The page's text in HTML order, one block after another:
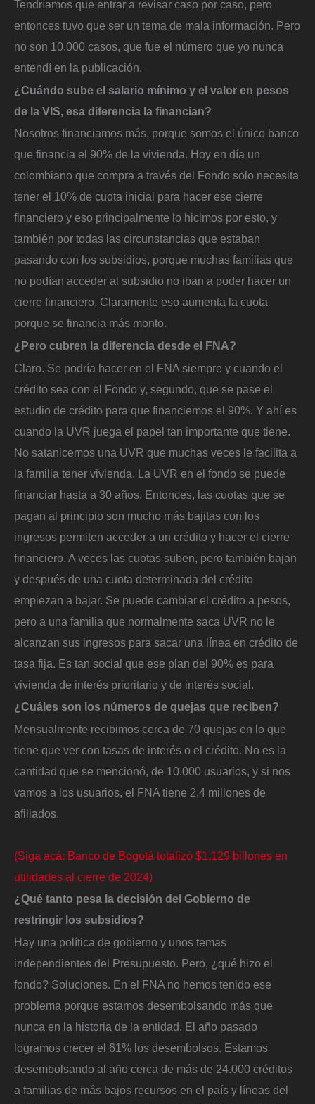
Tendríamos que entrar a revisar caso por caso, pero
entonces tuvo que ser un tema de mala información. Pero
no son 10.000 casos, que fue el número que yo nunca
entendí en la publicación.
¿Cuándo sube el salario mínimo y el valor en pesos
de la VIS, esa diferencia la financian?
Nosotros financiamos más, porque somos el único banco
que financia el 90% de la vivienda. Hoy en día un
colombiano que compra a través del Fondo solo necesita
tener el 10% de cuota inicial para hacer ese cierre
financiero y eso principalmente lo hicimos por esto, y
también por todas las circunstancias que estaban
pasando con los subsidios, porque muchas familias que
no podían acceder al subsidio no iban a poder hacer un
cierre financiero. Claramente eso aumenta la cuota
porque se financia más monto.
¿Pero cubren la diferencia desde el FNA?
Claro. Se podría hacer en el FNA siempre y cuando el
crédito sea con el Fondo y, segundo, que se pase el
estudio de crédito para que financiemos el 90%. Y ahí es
cuando la UVR juega el papel tan importante que tiene.
No satanicemos una UVR que muchas veces le facilita a
la familia tener vivienda. La UVR en el fondo se puede
financiar hasta a 30 años. Entonces, las cuotas que se
pagan al principio son mucho más bajitas con los
ingresos permiten acceder a un crédito y hacer el cierre
financiero. A veces las cuotas suben, pero también bajan
y después de una cuota determinada del crédito
empiezan a bajar. Se puede cambiar el crédito a pesos,
pero a una familia que normalmente saca UVR no le
alcanzan sus ingresos para sacar una línea en crédito de
tasa fija. Es tan social que ese plan del 90% es para
vivienda de interés prioritario y de interés social.
¿Cuáles son los números de quejas que reciben?
Mensualmente recibimos cerca de 70 quejas en lo que
tiene que ver con tasas de interés o el crédito. No es la
cantidad que se mencionó, de 10.000 usuarios, y si nos
vamos a los usuarios, el FNA tiene 2,4 millones de
afiliados.
(Siga acá: Banco de Bogotá totalizó $1,129 billones en
utilidades al cierre de 2024)
¿Qué tanto pesa la decisión del Gobierno de
restringir los subsidios?
Hay una política de gobierno y unos temas
independientes del Presupuesto. Pero, ¿qué hizo el
fondo? Soluciones. En el FNA no hemos tenido ese
problema porque estamos desembolsando más que
nunca en la historia de la entidad. El año pasado
logramos crecer el 61% los desembolsos. Estamos
desembolsando al año cerca de más de 24.000 créditos
a familias de más bajos recursos en el país y líneas del